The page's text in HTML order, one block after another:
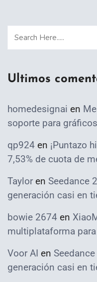
Ultimos
homedesignai en
soporte para
qp924 en ¡Puntazo
7,53% de cuota de
Taylor en Seedance
generación casi en
bowie 2674 en
multiplataforma
Voor AI en
generación casi en